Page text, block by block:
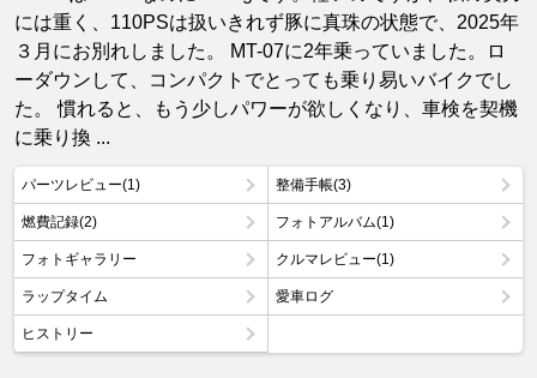
には重く、110PSは扱いきれず豚に真珠の状態で、2025年
３月にお別れしました。 MT-07に2年乗っていました。ロ
ーダウンして、コンパクトでとっても乗り易いバイクでし
た。 慣れると、もう少しパワーが欲しくなり、車検を契機
に乗り換 ...
パーツレビュー(1) 整備手帳(3)
燃費記録(2) フォトアルバム(1)
フォトギャラリー クルマレビュー(1)
ラップタイム 愛車ログ
ヒストリー